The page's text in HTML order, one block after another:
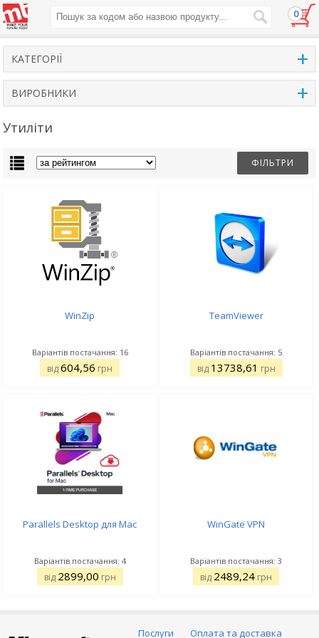
0
КАТЕГОРІЇ +
ВИРОБНИКИ +
Утиліти
ФІЛЬТРИ
WinZip
Варіантів постачання: 16
від604,56 грн
TeamViewer
Варіантів постачання: 5
від 13738,61 грн
Parallels Desktop для Mac
Варіантів постачання: 4
від 2899,00 грн
WinGate VPN
Варіантів постачання: 3
від 2489,24 грн
Послуги Оплата та доставка